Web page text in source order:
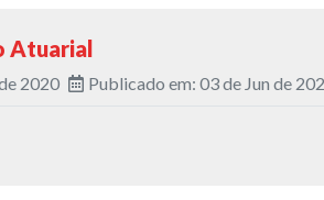
Atuarial
2020 Publicado em: 03 de Jun de